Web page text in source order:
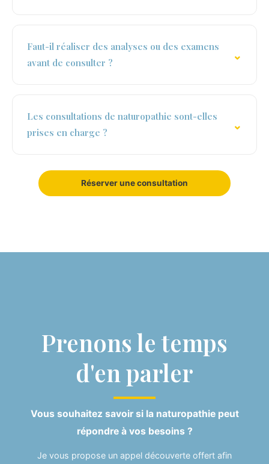
Faut-il réaliser des analyses ou des examens
avant de consulter ?
Les consultations de naturopathie sont-elles
prises en charge ?
Réserver une consultation
Prenons le temps
d'en parler
Vous souhaitez savoir si la naturopathie peut
répondre à vos besoins ?
Je vous propose un appel découverte offert afin